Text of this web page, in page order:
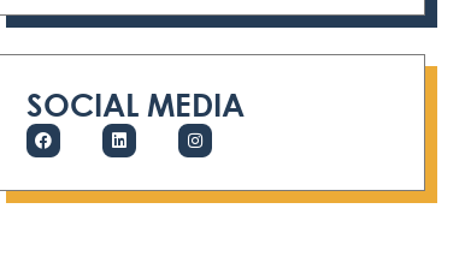
SOCIAL MEDIA